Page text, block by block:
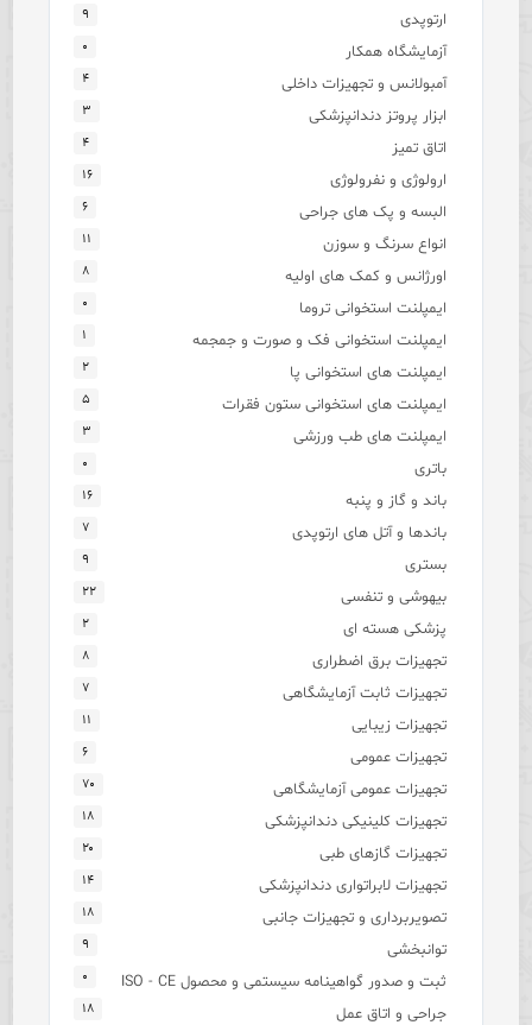
ارتوپدی ۹
آزمایشگاه همکار ۰
آمبولانس و تجهیزات داخلی ۴
ابزار پروتز دندانپزشکی ۳
اتاق تمیز ۴
ارولوژی و نفرولوژی ۱۶
البسه و پک های جراحی ۶
انواع سرنگ و سوزن ۱۱
اورژانس و کمک های اولیه ۸
ایمپلنت استخوانی تروما ۰
ایمپلنت استخوانی فک و صورت و جمجمه ۱
ایمپلنت های استخوانی پا ۲
ایمپلنت های استخوانی ستون فقرات ۵
ایمپلنت های طب ورزشی ۳
باتری ۰
باند و گاز و پنبه ۱۶
باندها و آتل های ارتوپدی ۷
بستری ۹
بیهوشی و تنفسی ۲۲
پزشکی هسته ای ۲
تجهیزات برق اضطراری ۸
تجهیزات ثابت آزمایشگاهی ۷
تجهیزات زیبایی ۱۱
تجهیزات عمومی ۶
تجهیزات عمومی آزمایشگاهی ۷۰
تجهیزات کلینیکی دندانپزشکی ۱۸
تجهیزات گازهای طبی ۲۰
تجهیزات لابراتواری دندانپزشکی ۱۴
تصویربرداری و تجهیزات جانبی ۱۸
توانبخشی ۹
ثبت و صدور گواهینامه سیستمی و محصول ISO - CE ۰
جراحی و اتاق عمل ۱۸